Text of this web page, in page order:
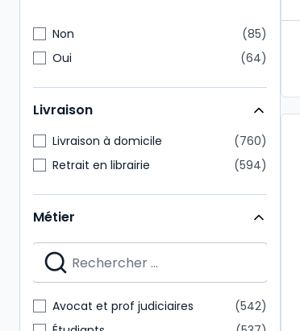
Non
85
Oui
64
Livraison
Livraison à domicile
760
Retrait en librairie
594
Métier
Avocat et prof judiciaires
542